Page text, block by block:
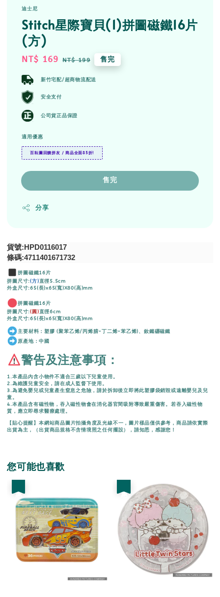
迪士尼
Stitch星際寶貝(1)拼圖磁鐵16片
(方)
Sale
NT$ 169 Regular
NT$ 199 售完
新竹宅配/超商物流配送
安全支付
公司貨正品保證
適用優惠
百耘圖回饋拼友 / 商品全面85折!
售完
分享
貨號:HPD0116017
條碼:4711401671732
拼圖磁鐵16片
拼圖尺寸:(方)直徑5.5cm
外盒尺寸:65(長)x65(寬)X80(高)mm
拼圖磁鐵16片
拼圖尺寸:(圓)直徑6cm
外盒尺寸:65(長)x65(寬)X80(高)mm
主要材料：塑膠 (聚苯乙烯/丙烯腈-丁二烯-苯乙烯)、釹鐵硼磁鐵
原產地：中國
警告及注意事項：
1.本產品內含小物件不適合三歲以下兒童使用。
2.為維護兒童安全，請在成人監督下使用。
3.為避免嬰兒或兒童產生窒息之危險，請於拆卸後立即將此塑膠袋銷毀或遠離嬰兒及兒
童。
4.本產品含有磁性物，吞入磁性物會在消化器官間吸附導致嚴重傷害。若吞入磁性物
質，應立即尋求醫療處理。
【貼心提醒】本網站商品圖片拍攝角度及光線不一，圖片樣品僅供參考，商品請依實際
出貨為主，（出貨商品規格不含情境照之任何擺設），請知悉，感謝您！
您可能也喜歡